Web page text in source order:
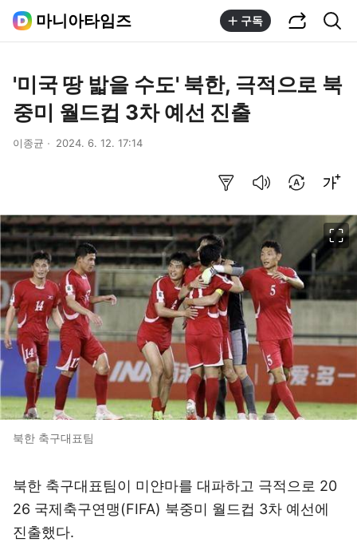
마니아타임즈 구독
'미국 땅 밟을 수도' 북한, 극적으로 북
중미 월드컵 3차 예선 진출
이종균 2024. 6. 12. 17:14
북한 축구대표팀
북한 축구대표팀이 미얀마를 대파하고 극적으로 20
26 국제축구연맹(FIFA) 북중미 월드컵 3차 예선에
진출했다.